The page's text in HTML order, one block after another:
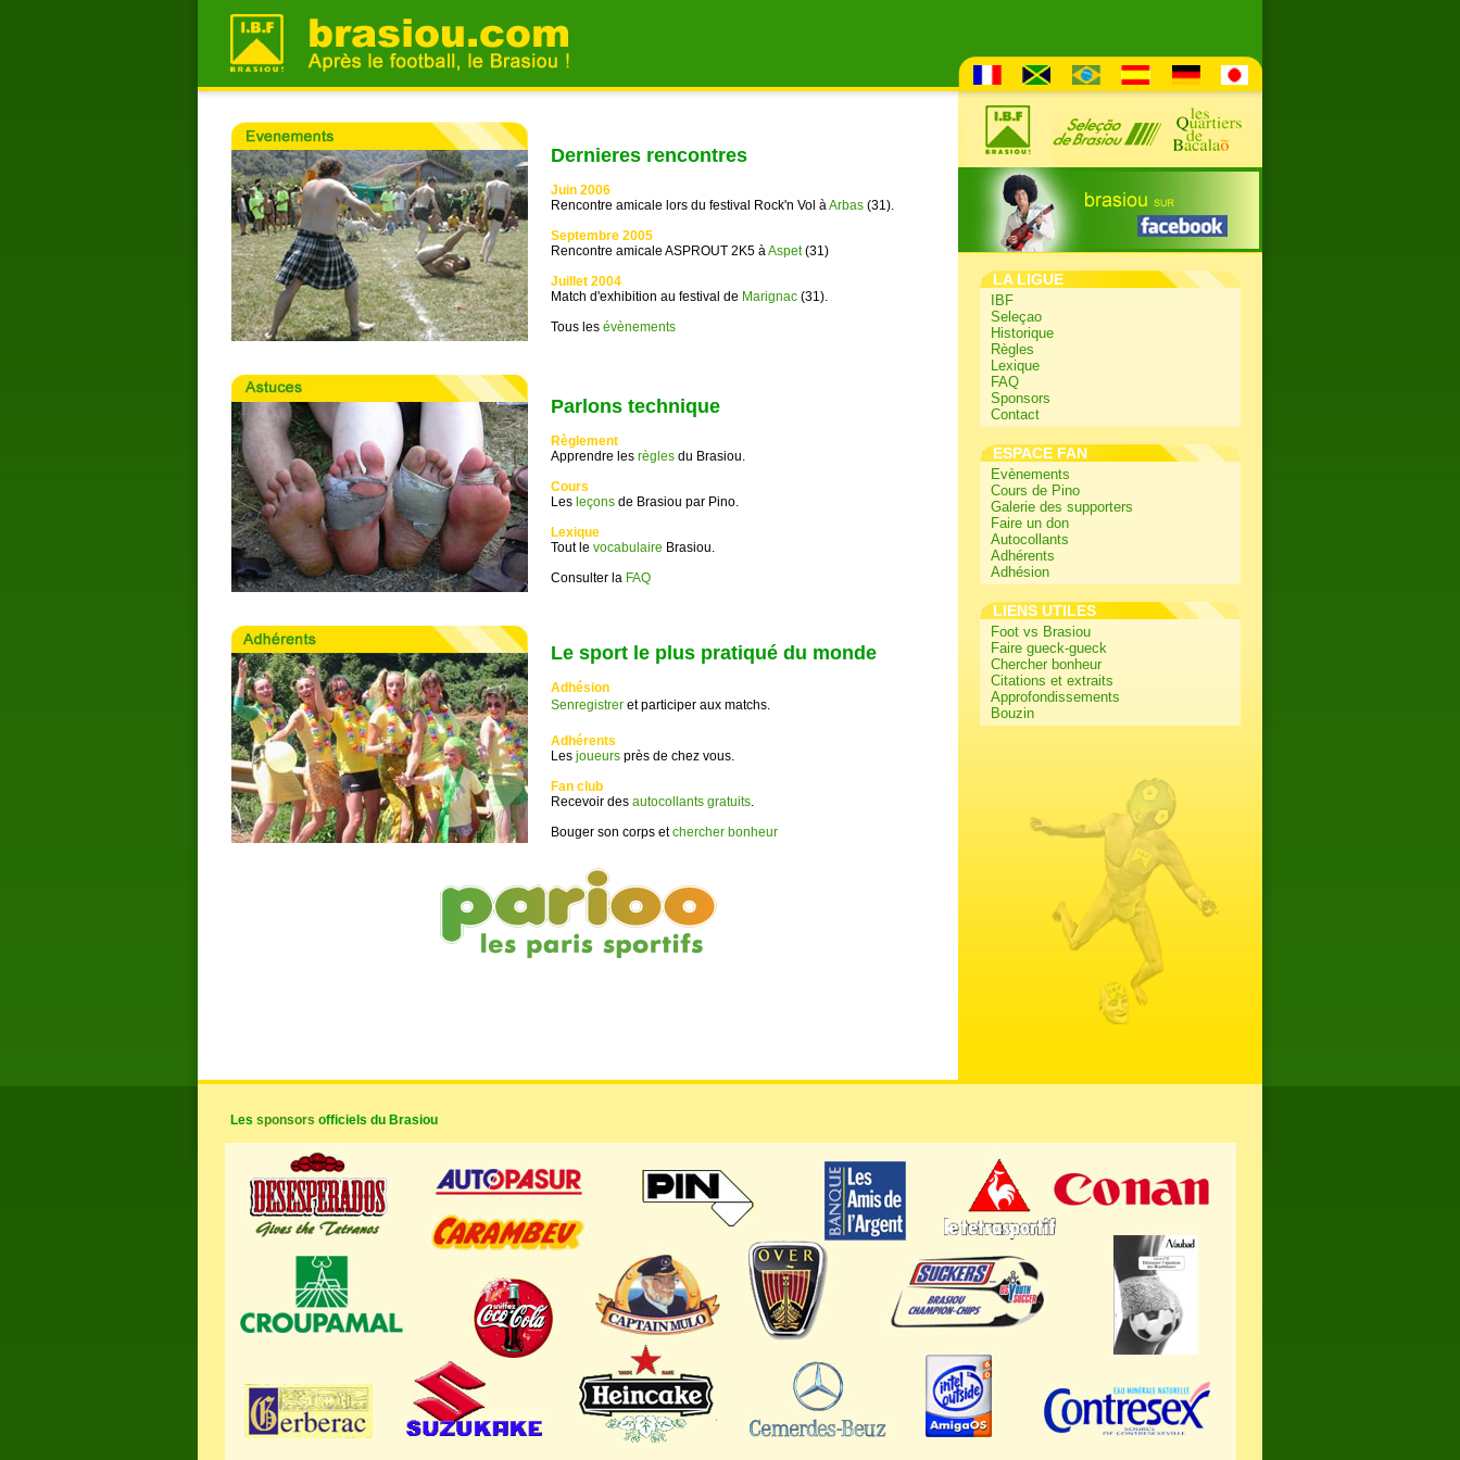
Dernieres rencontres
Juin 2006
Rencontre amicale lors du festival Rock'n Vol àArbas (31).
Septembre 2005
Rencontre amicale ASPROUT 2K5 àAspet(31)
Juillet 2004
Match d'exhibition au festival de Marignac (31).
Tous les évènements
Parlons technique
Règlement
Apprendre les règles du Brasiou.
Cours
Les leçons de Brasiou par Pino.
Lexique
Tout le vocabulaire Brasiou.
Consulter la FAQ
Le sport le plus pratiqué du monde
Adhésion
Senregistrer et participer aux matchs.
Adhérents
Les joueurs près de chez vous.
Fan club
Recevoir des autocollants gratuits.
Bouger son corps etchercher bonheur
LA LIGUE
IBF
Seleçao
Historique
Règles
Lexique
FAQ
Sponsors
Contact
ESPACE FAN
Evènements
Cours de Pino
Galerie des supporters
Faire un don
Autocollants
Adhérents
Adhésion
LIENS UTILES
Foot vs Brasiou
Faire gueck-gueck
Chercher bonheur
Citations et extraits
Approfondissements
Bouzin
Les sponsors officiels du Brasiou